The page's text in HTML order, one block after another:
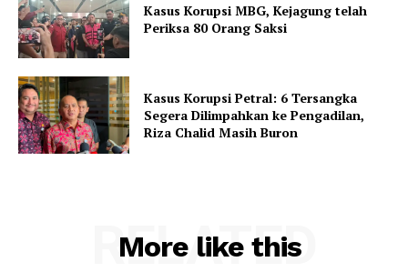
Kasus Korupsi MBG, Kejagung telah
Periksa 80 Orang Saksi
Kasus Korupsi Petral: 6 Tersangka
Segera Dilimpahkan ke Pengadilan,
Riza Chalid Masih Buron
More like this
RELATED